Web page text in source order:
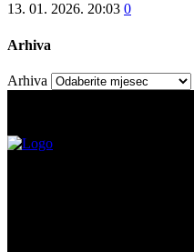
13. 01. 2026. 20:03 0
Arhiva
Arhiva